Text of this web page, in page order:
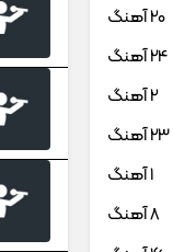
20 آهنگ
24 آهنگ
2 آهنگ
23 آهنگ
1 آهنگ
8 آهنگ